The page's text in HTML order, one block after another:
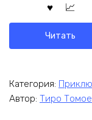
Читать
Категория:
Автор: Тиро Томое